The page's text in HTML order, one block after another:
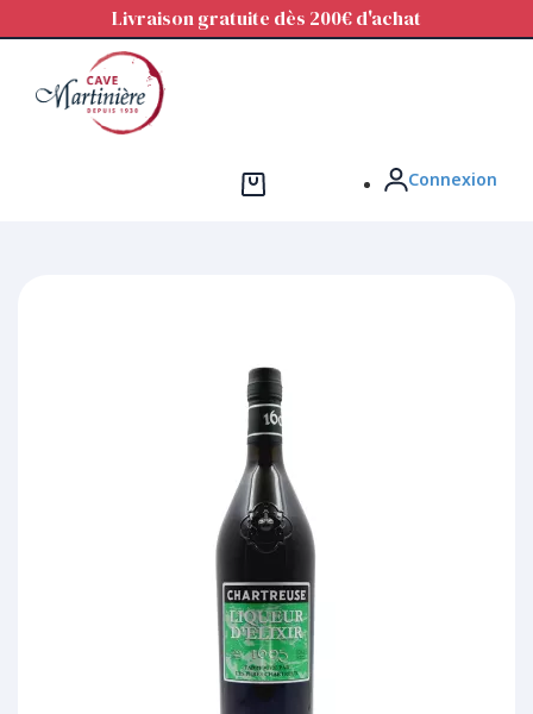
Livraison gratuite dès 200€ d'achat
Connexion
Panneau de gestion des cookies